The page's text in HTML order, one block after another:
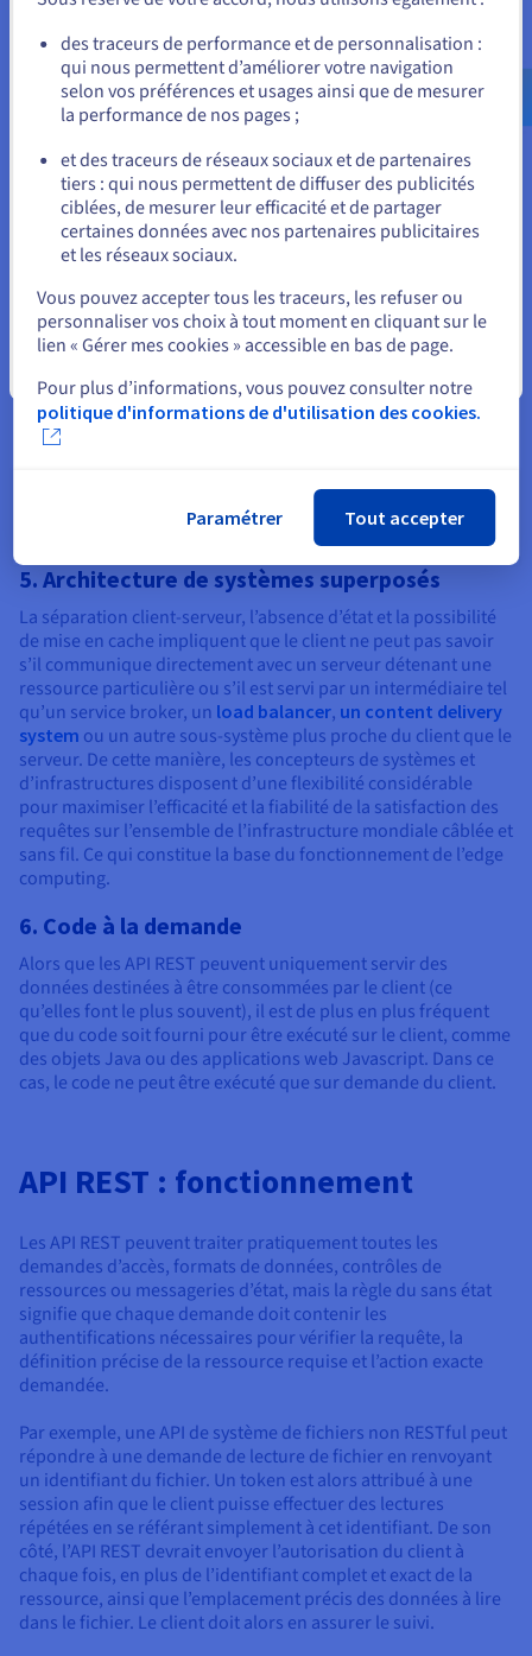
a été reçue. Il n’existe pas de concept de session dans la
conception des API REST. De plus, le serveur est sans état et ne
dépend pas d’un client en particulier.
Contrairement à l’absence d’état du serveur pour chaque
client, les ressources doivent pouvoir être mises en cache en
un ou plusieurs points au sein du client et du serveur ou entre
ces deux entités. Pour le serveur, si une ressource particulière
a été envoyée et qu’elle est susceptible d’être redemandée
dans un certain délai, elle doit être mise en cache afin que la
réponse puisse être renvoyée plus rapidement. Le client doit
prendre une décision similaire concernant les ressources
une ressource peut être mise en cache localement sur le client
en toute sécurité. Dans ce cas, il doit indiquer la durée de vie
des données. La conception du cache, bien qu’elle ne fasse
pour les performances. Les concepteurs d’API doivent donc
être conscients de la manière dont elle peut s’appliquer en
5. Architecture de systèmes superposés
La séparation client-serveur, l’absence d’état et la possibilité
de mise en cache impliquent que le client ne peut pas savoir
s’il communique directement avec un serveur détenant une
ressource particulière ou s’il est servi par un intermédiaire tel
qu’un service broker, un load balancer, un content delivery
system ou un autre sous-système plus proche du client que le
serveur. De cette manière, les concepteurs de systèmes et
d’infrastructures disposent d’une flexibilité considérable
pour maximiser l’efficacité et la fiabilité de la satisfaction des
requêtes sur l’ensemble de l’infrastructure mondiale câblée et
sans fil. Ce qui constitue la base du fonctionnement de l’edge
computing.
6. Code à la demande
Alors que les API REST peuvent uniquement servir des
données destinées à être consommées par le client (ce
qu’elles font le plus souvent), il est de plus en plus fréquent
que du code soit fourni pour être exécuté sur le client, comme
des objets Java ou des applications web Javascript. Dans ce
cas, le code ne peut être exécuté que sur demande du client.
API REST : fonctionnement
Les API REST peuvent traiter pratiquement toutes les
demandes d’accès, formats de données, contrôles de
ressources ou messageries d’état, mais la règle du sans état
signifie que chaque demande doit contenir les
authentifications nécessaires pour vérifier la requête, la
définition précise de la ressource requise et l’action exacte
demandée.
Par exemple, une API de système de fichiers non RESTful peut
répondre à une demande de lecture de fichier en renvoyant
un identifiant du fichier. Un token est alors attribué à une
session afin que le client puisse effectuer des lectures
répétées en se référant simplement à cet identifiant. De son
côté, l’API REST devrait envoyer l’autorisation du client à
chaque fois, en plus de l’identifiant complet et exact de la
ressource, ainsi que l’emplacement précis des données à lire
dans le fichier. Le client doit alors en assurer le suivi.
Allez sur le site États-Unis
us.ovhcloud.com/learn Anglais USD - $
ou
Rester sur le site actuel
Sélectionner un autre site web
des traceurs de performance et de personnalisation :
qui nous permettent d’améliorer votre navigation
selon vos préférences et usages ainsi que de mesurer
la performance de nos pages ;
et des traceurs de réseaux sociaux et de partenaires
tiers : qui nous permettent de diffuser des publicités
ciblées, de mesurer leur efficacité et de partager
certaines données avec nos partenaires publicitaires
et les réseaux sociaux.
Vous pouvez accepter tous les traceurs, les refuser ou
personnaliser vos choix à tout moment en cliquant sur le
lien « Gérer mes cookies » accessible en bas de page.
Pour plus d’informations, vous pouvez consulter notre
politique d'informations de d'utilisation des cookies.
Paramétrer Tout accepter